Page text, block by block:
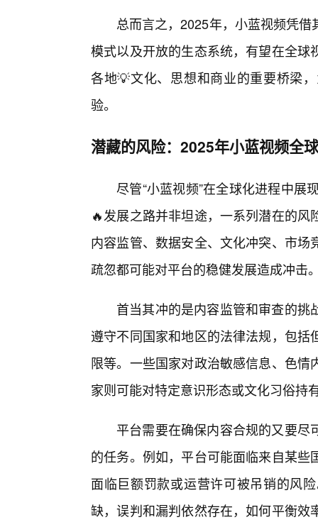
总而言之，2025年，小蓝视频凭
模式以及开放的生态系统，有望在全
各地💡文化、思想和商业的重要桥梁
验。
潜藏的风险：2025年小蓝视频全
尽管“小蓝视频”在全球化进程中展
🔥发展之路并非坦途，一系列潜在的
内容监管、数据安全、文化冲突、市
疏忽都可能对平台的稳健发展造成冲击
首当其冲的是内容监管和审查的
遵守不同国家和地区的法律法规，包
限等。一些国家对政治敏感信息、色
家则可能对特定意识形态或文化习俗持
平台需要在确保内容合规的又要
的任务。例如，平台可能面临来自某
面临巨额罚款或运营许可被吊销的风
缺，误判和漏判依然存在，如何平衡